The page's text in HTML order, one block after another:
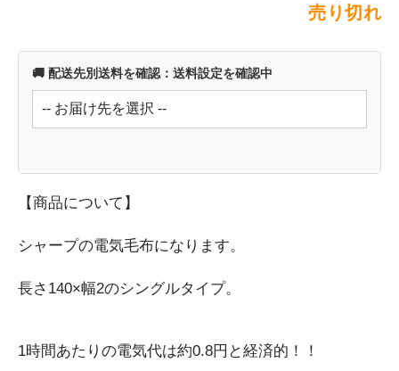
暖房器具
掃除機・クリーナー
変換アダプター類
CD・DVD・ブルーレイプレーヤー
コーヒーメーカー
スイーツメーカー
ミキサー・フードプロセッサー
切り替え・分配器・アダプター
売り切れ
🚚 配送先別送料を確認：送料設定を確認中
【商品について】
シャープの電気毛布になります。
長さ140×幅2のシングルタイプ。
1時間あたりの電気代は約0.8円と経済的！！